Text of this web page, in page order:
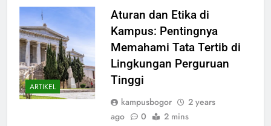
ARTIKEL
Aturan dan Etika di
Kampus: Pentingnya
Memahami Tata Tertib di
Lingkungan Perguruan
Tinggi
kampusbogor